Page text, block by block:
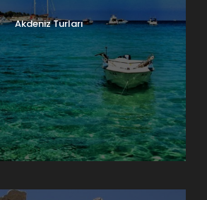
Akdeniz Turları